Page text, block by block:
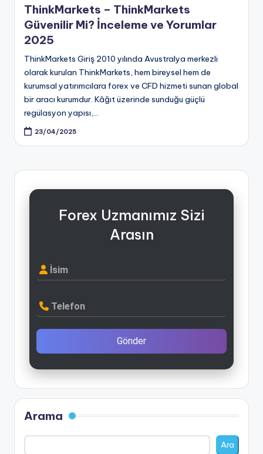
ThinkMarkets – ThinkMarkets
Güvenilir Mi? İnceleme ve Yorumlar
2025
ThinkMarkets Giriş 2010 yılında Avustralya merkezli
olarak kurulan ThinkMarkets, hem bireysel hem de
kurumsal yatırımcılara forex ve CFD hizmeti sunan global
bir aracı kurumdur. Kâğıt üzerinde sunduğu güçlü
regülasyon yapısı,…
23/04/2025
Forex Uzmanımız Sizi
Arasın
İsim
Telefon
Gönder
Arama
Ara